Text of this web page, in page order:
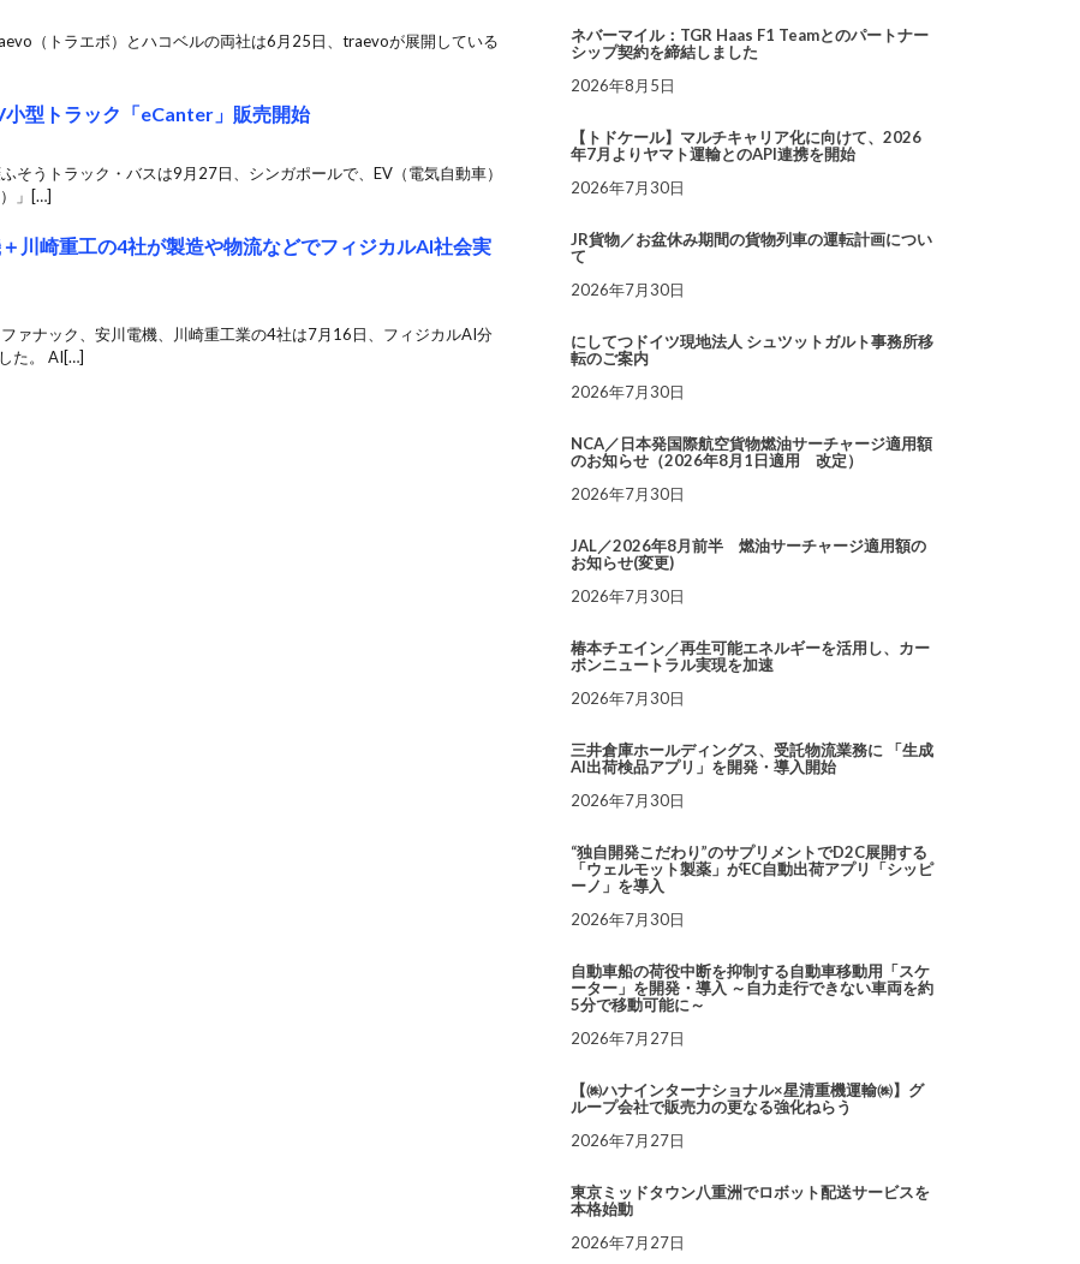
（トラエボ）とハコベルの両社は6月25日、traevoが展開している
型トラック「eCanter」販売開始
そうトラック・バスは9月27日、シンガポールで、EV（電気自動車）
」[…]
川崎重工の4社が製造や物流などでフィジカルAI社会実
ァナック、安川電機、川崎重工業の4社は7月16日、フィジカルAI分
た。 AI[…]
ネバーマイル：TGR Haas F1 Teamとのパートナー
シップ契約を締結しました
2026年8月5日
【トドケール】マルチキャリア化に向けて、2026
年7月よりヤマト運輸とのAPI連携を開始
2026年7月30日
JR貨物／お盆休み期間の貨物列車の運転計画につい
て
2026年7月30日
にしてつドイツ現地法人 シュツットガルト事務所移
転のご案内
2026年7月30日
NCA／日本発国際航空貨物燃油サーチャージ適用額
のお知らせ（2026年8月1日適用 改定）
2026年7月30日
JAL／2026年8月前半 燃油サーチャージ適用額の
お知らせ(変更)
2026年7月30日
椿本チエイン／再生可能エネルギーを活用し、カー
ボンニュートラル実現を加速
2026年7月30日
三井倉庫ホールディングス、受託物流業務に 「生成
AI出荷検品アプリ」を開発・導入開始
2026年7月30日
“独自開発こだわり”のサプリメントでD2C展開する
「ウェルモット製薬」がEC自動出荷アプリ「シッピ
ーノ」を導入
2026年7月30日
自動車船の荷役中断を抑制する自動車移動用「スケ
ーター」を開発・導入 ～自力走行できない車両を約
5分で移動可能に～
2026年7月27日
【㈱ハナインターナショナル×星清重機運輸㈱】グ
ループ会社で販売力の更なる強化ねらう
2026年7月27日
東京ミッドタウン八重洲でロボット配送サービスを
本格始動
2026年7月27日